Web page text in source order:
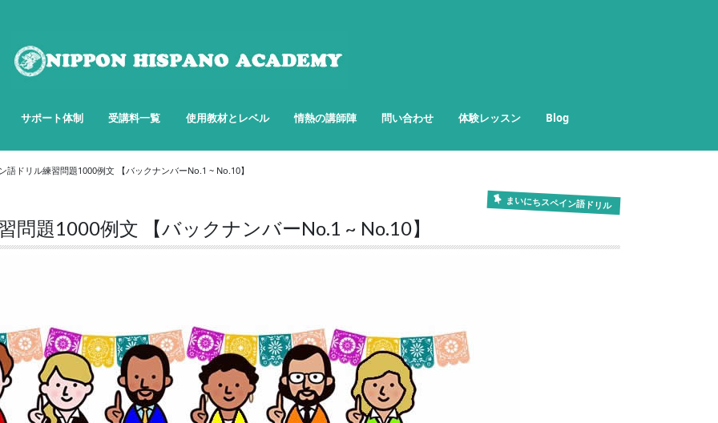
サポート体制 受講料一覧 使用教材とレベル 情熱の講師陣 問い合わせ 体験レッスン
Blog
語ドリル練習問題1000例文 【バックナンバーNo.1 ~ No.10】
まいにちスペイン語ドリル
題1000例文 【バックナンバーNo.1 ~ No.10】